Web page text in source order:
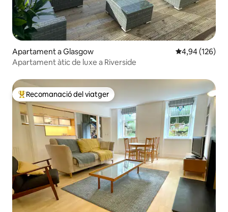
Apartament a Glasgow 4,94 de
4,94 (126)
Apartament àtic de luxe a Riverside
Principals recomanacions dels viatgers
Recomanació del viatger